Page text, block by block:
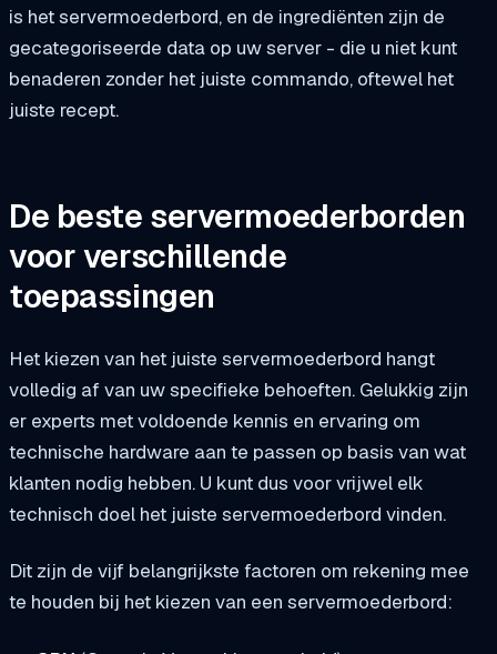
is het servermoederbord, en de ingrediënten zijn de
gecategoriseerde data op uw server - die u niet kunt
benaderen zonder het juiste commando, oftewel het
juiste recept.
De beste servermoederborden
voor verschillende
toepassingen
Het kiezen van het juiste servermoederbord hangt
volledig af van uw specifieke behoeften. Gelukkig zijn
er experts met voldoende kennis en ervaring om
technische hardware aan te passen op basis van wat
klanten nodig hebben. U kunt dus voor vrijwel elk
technisch doel het juiste servermoederbord vinden.
Dit zijn de vijf belangrijkste factoren om rekening mee
te houden bij het kiezen van een servermoederbord: